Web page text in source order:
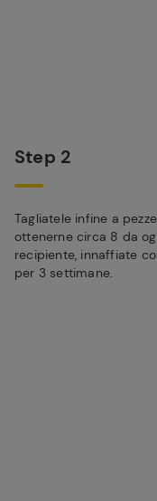
Step 2
Tagliatele infine a
ottenerne circa 8 da
recipiente, innaffiate
per 3 settimane.